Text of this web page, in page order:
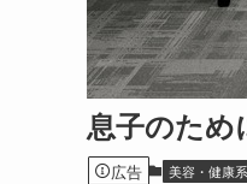
息子のため
広告 美容・健康系